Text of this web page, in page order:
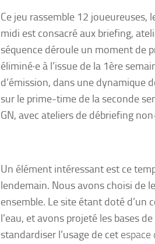
Ce jeu rassemble 12 joueureuses,
midi est consacré aux briefing,
séquence déroule un moment de
éliminé·e à l’issue de la 1ère
d’émission, dans une dynamique
sur le prime-time de la seconde
GN, avec ateliers de débriefing
Un élément intéressant est ce
lendemain. Nous avons choisi de
ensemble. Le site étant doté d’un
l’eau, et avons projeté les bases
standardiser l’usage de cet espace